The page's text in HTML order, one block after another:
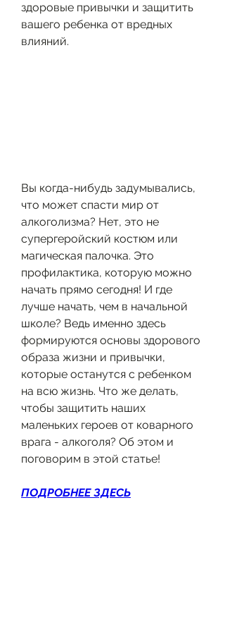
здоровые привычки и защитить
вашего ребенка от вредных
влияний.
Вы когда-нибудь задумывались,
что может спасти мир от
алкоголизма? Нет, это не
супергеройский костюм или
магическая палочка. Это
профилактика, которую можно
начать прямо сегодня! И где
лучше начать, чем в начальной
школе? Ведь именно здесь
формируются основы здорового
образа жизни и привычки,
которые останутся с ребенком
на всю жизнь. Что же делать,
чтобы защитить наших
маленьких героев от коварного
врага - алкоголя? Об этом и
поговорим в этой статье!
ПОДРОБНЕЕ ЗДЕСЬ